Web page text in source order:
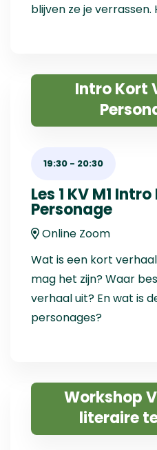
blijven ze je
Intro Kort
19:30 - 20:30
Les 1 KV M1
Personage
Online Zoom
Wat is een kort
mag het zijn? Waar
verhaal uit? En wat is
personages?
Workshop
literaire